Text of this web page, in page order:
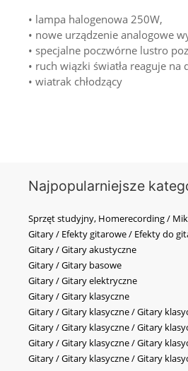
• lampa halogenowa 250W,
• nowe urządzenie analogowe
• specjalne poczwórne lustro
• ruch wiązki światła reaguje na
• wiatrak chłodzący
Najpopularniejsze
Sprzęt studyjny, Homerecording /
Gitary / Efekty gitarowe / Efekty do
Gitary / Gitary akustyczne
Gitary / Gitary basowe
Gitary / Gitary elektryczne
Gitary / Gitary klasyczne
Gitary / Gitary klasyczne / Gitary
Gitary / Gitary klasyczne / Gitary
Gitary / Gitary klasyczne / Gitary
Gitary / Gitary klasyczne / Gitary